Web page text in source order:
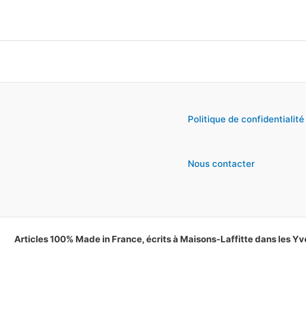
Politique de confidentialité
Nous contacter
Articles 100% Made in France, écrits à Maisons-Laffitte dans les